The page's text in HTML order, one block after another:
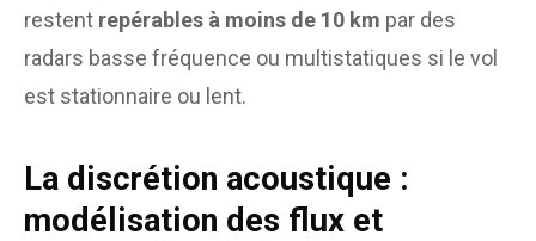
restent repérables à moins de 10 km par des
radars basse fréquence ou multistatiques si le vol
est stationnaire ou lent.
La discrétion acoustique :
modélisation des flux et